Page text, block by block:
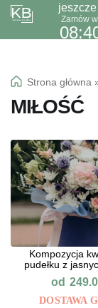
Przejdź
do
Przejdź
do
Zamów
Dzień Babci 21.01
Kwiaty
Kolorowa gipsówka
Wiązanki
Strona główna
MIŁOŚĆ
Kompozycja
pudełku z
od
DOSTAWA